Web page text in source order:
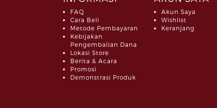
FAQ
Cara Beli
Metode Pembayaran
Kebijakan
Pengembalian Dana
Lokasi Store
Berita & Acara
Promosi
Demonstrasi Produk
Akun Saya
Wishlist
Keranjang